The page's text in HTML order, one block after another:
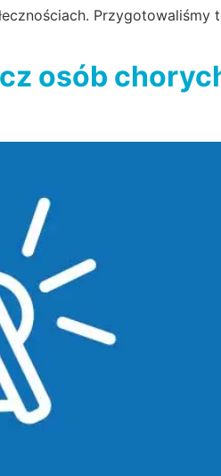
Przygotowaliśmy
osób